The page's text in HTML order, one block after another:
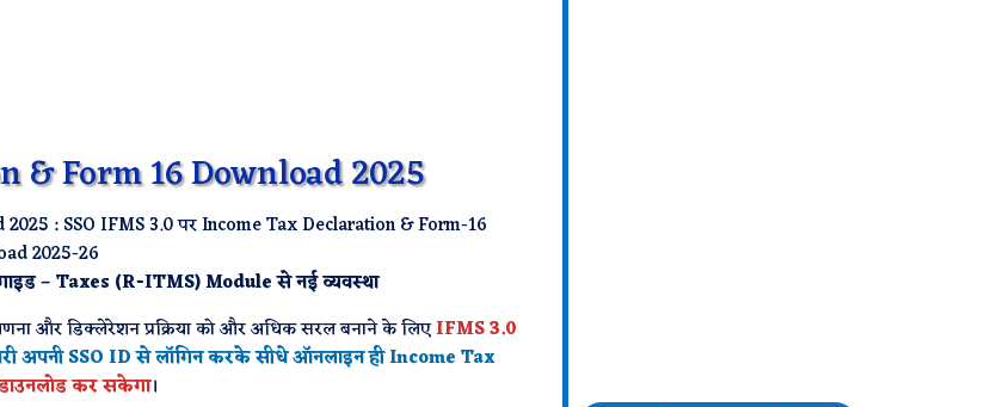
& Form 16 Download 2025
: SSO IFMS 3.0 पर Income Tax Declaration & Form-16
2025-26
– Taxes (R-ITMS) Module से नई व्यवस्था
और डिक्लेरेशन प्रक्रिया को और अधिक सरल बनाने के लिएIFMS 3.0
अपनी SSO ID से लॉगिन करके सीधे ऑनलाइन ही Income Tax
कर सकेगा।